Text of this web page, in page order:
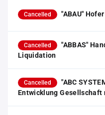
Cancelled "ABAU"
Cancelled
"ABBAS"
Liquidation
Cancelled
"ABC
Entwicklung Gesellschaft